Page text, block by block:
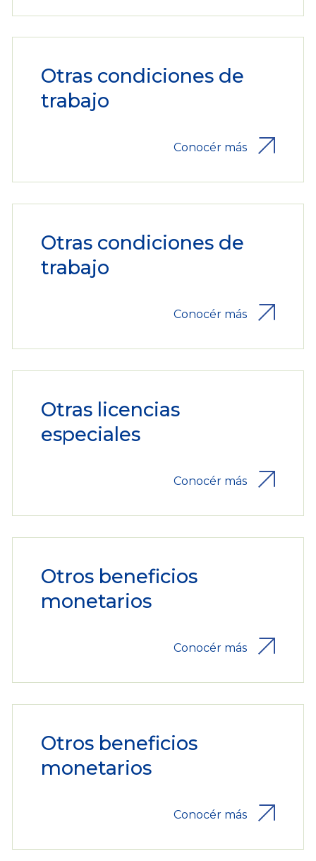
Otras condiciones de
trabajo
Conocér más
Otras condiciones de
trabajo
Conocér más
Otras licencias
especiales
Conocér más
Otros beneficios
monetarios
Conocér más
Otros beneficios
monetarios
Conocér más